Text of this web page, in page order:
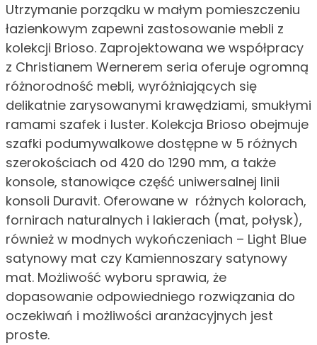
Utrzymanie porządku w małym pomieszczeniu
łazienkowym zapewni zastosowanie mebli z
kolekcji Brioso. Zaprojektowana we współpracy
z Christianem Wernerem seria oferuje ogromną
różnorodność mebli, wyróżniających się
delikatnie zarysowanymi krawędziami, smukłymi
ramami szafek i luster. Kolekcja Brioso obejmuje
szafki podumywalkowe dostępne w 5 różnych
szerokościach od 420 do 1290 mm, a także
konsole, stanowiące część uniwersalnej linii
konsoli Duravit. Oferowane w różnych kolorach,
fornirach naturalnych i lakierach (mat, połysk),
również w modnych wykończeniach – Light Blue
satynowy mat czy Kamiennoszary satynowy
mat. Możliwość wyboru sprawia, że
dopasowanie odpowiedniego rozwiązania do
oczekiwań i możliwości aranżacyjnych jest
proste.